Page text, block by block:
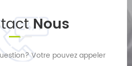
Nous
Votre pouvez appeler